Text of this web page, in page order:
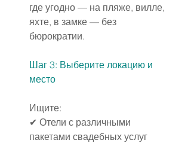
где угодно — на пляже, вилле,
яхте, в замке — без
бюрократии.
Шаг 3: Выберите локацию и
место
Ищите:
✔ Отели с различными
пакетами свадебных услуг